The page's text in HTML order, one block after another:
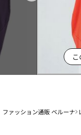
ファッション通販 ベルーナ